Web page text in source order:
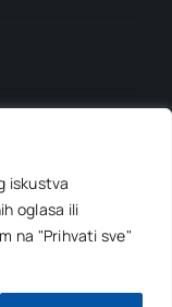
iskustva
oglasa ili
na "Prihvati sve"